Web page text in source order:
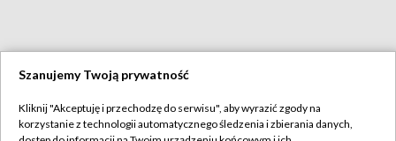
Szanujemy Twoją prywatność
Kliknij "Akceptuję i przechodzę do serwisu", aby wyrazić zgody na
korzystanie z technologii automatycznego śledzenia i zbierania danych,